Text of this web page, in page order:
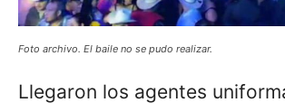
Foto archivo. El baile no se pudo realizar.
Llegaron los agentes